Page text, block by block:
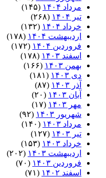
مرداد ۱۴۰۴
(۱۴۵)
تیر ۱۴۰۴
(۲۶۸)
خرداد ۱۴۰۴
(۱۳۲)
اردیبهشت ۱۴۰۴
(۱۷۸)
فروردین ۱۴۰۴
(۱۷۲)
اسفند ۱۴۰۳
(۱۷۸)
بهمن ۱۴۰۳
(۱۶۶)
دی ۱۴۰۳
(۱۸۱)
آذر ۱۴۰۳
(۸۷)
آبان ۱۴۰۳
(۲۰)
مهر ۱۴۰۳
(۱۷)
شهریور ۱۴۰۳
(۹۲)
مرداد ۱۴۰۳
(۱۴۰)
تیر ۱۴۰۳
(۱۲۷)
خرداد ۱۴۰۳
(۱۵۳)
اردیبهشت ۱۴۰۳
(۲۰۲)
فروردین ۱۴۰۳
(۷۰)
اسفند ۱۴۰۲
(۷۱)